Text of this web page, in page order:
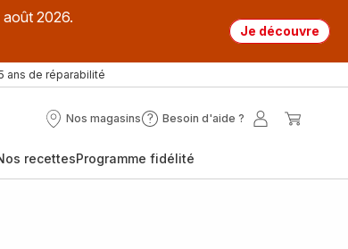
2026.
Je découvre
ans de réparabilité
Nos magasins
Nos
Besoin d'aide ?
Besoin
?
Mon
recettesProgramme fidélité